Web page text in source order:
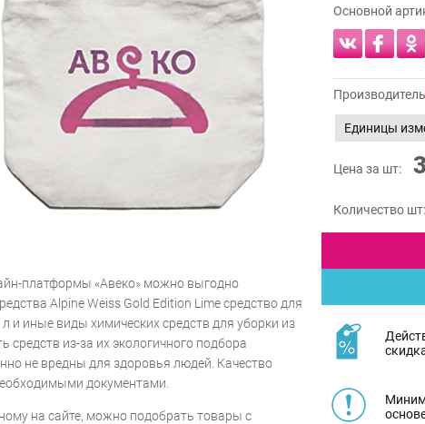
Основной
Единицы
Цена за шт:
Количество шт:
платформы «Авеко» можно выгодно
Alpine Weiss Gold Edition Lime средство для
и иные виды химических средств для уборки из
средств из-за их экологичного подбора
не вредны для здоровья людей. Качество
документами.
на сайте, можно подобрать товары с